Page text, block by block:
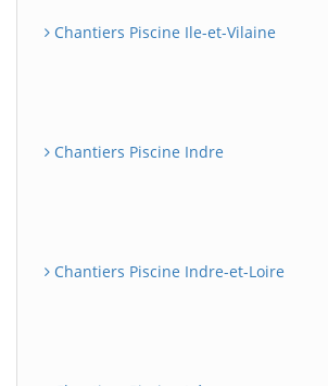
Chantiers Piscine Ile-et-Vilaine
Chantiers Piscine Indre
Chantiers Piscine Indre-et-Loire